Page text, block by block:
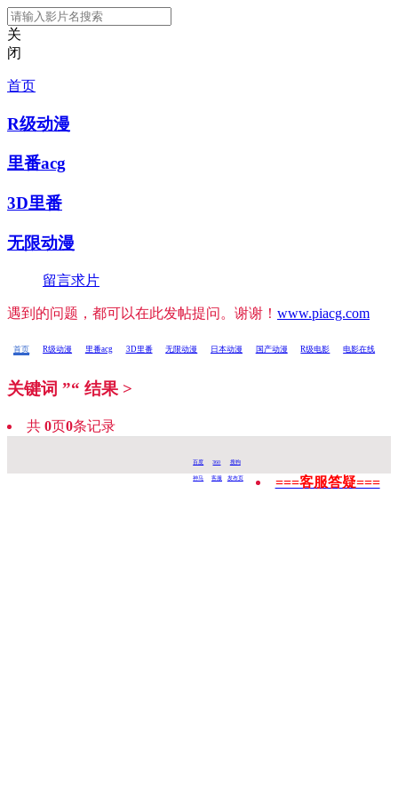
关
闭
首页
R级动漫
里番acg
3D里番
无限动漫
留言求片
遇到的问题，都可以在此发帖提问。谢谢！ www.piacg.com
首页 R级动漫 里番acg 3D里番 无限动漫 日本动漫 国产动漫 R级电影 电影在线
关键词 ”“ 结果 >
共 0页0条记录
百度 360 搜狗
神马 客服 发布页 ===客服答疑===